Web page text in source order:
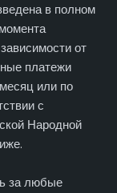
в полном
от
платежи
или по
с
Народной
за любые